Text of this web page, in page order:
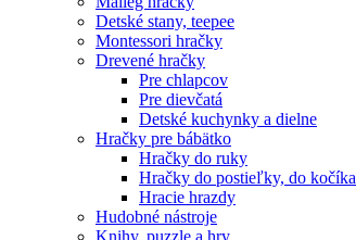
Detské stany, teepee
Montessori hračky
Drevené hračky
Pre chlapcov
Pre dievčatá
Detské kuchynky a dielne
Hračky pre bábätko
Hračky do ruky
Hračky do postieľky, do kočíka
Hracie hrazdy
Hudobné nástroje
Knihy, puzzle a hry